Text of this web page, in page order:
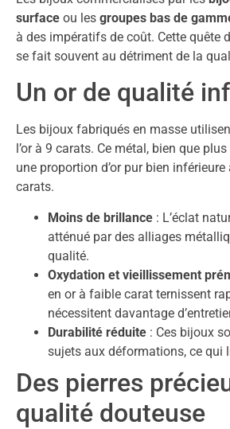
surface ou les groupes bas de
à des impératifs de coût. Cette quête
se fait souvent au détriment de la
Un or de qualité
Les bijoux fabriqués en masse
l’or à 9 carats. Ce métal, bien que
une proportion d’or pur bien inférieure
carats.
Moins de brillance : L’éclat
atténué par des alliages
qualité.
Oxydation et vieillissement
en or à faible carat ternissent
nécessitent davantage
Durabilité réduite : Ces bijoux
sujets aux déformations, ce qui
Des pierres
qualité douteuse